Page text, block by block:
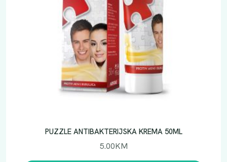
PUZZLE ANTIBAKTERIJSKA KREMA 50ML
5.00KM